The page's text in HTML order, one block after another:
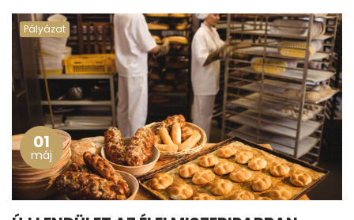
01
máj
Pályázat